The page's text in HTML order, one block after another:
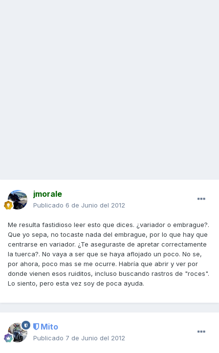
jmorale
Publicado 6 de Junio del 2012
Me resulta fastidioso leer esto que dices. ¿variador o embrague?.
Que yo sepa, no tocaste nada del embrague, por lo que hay que
centrarse en variador. ¿Te aseguraste de apretar correctamente
la tuerca?. No vaya a ser que se haya aflojado un poco. No se,
por ahora, poco mas se me ocurre. Habría que abrir y ver por
donde vienen esos ruiditos, incluso buscando rastros de "roces".
Lo siento, pero esta vez soy de poca ayuda.
Mito
Publicado 7 de Junio del 2012